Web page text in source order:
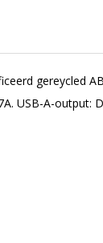
gereycled
USB-A-output: